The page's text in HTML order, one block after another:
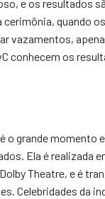
e os resultados
cerimônia, quando
vazamentos,
conhecem os
o grande momento
Ela é realizada
Theatre, e é
Celebridades da